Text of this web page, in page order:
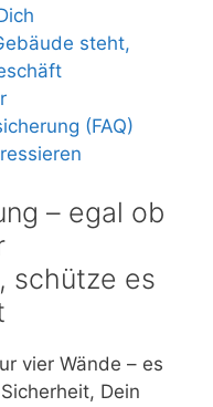
steht,
(FAQ)
– egal ob
schütze es
vier Wände – es
Dein